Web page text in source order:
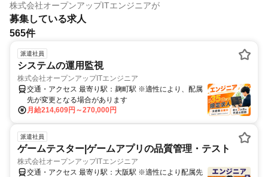
株式会社オープンアップITエンジニアが
募集している求人
565件
派遣社員
システムの運用監視
株式会社オープンアップITエンジニア
月給214,609円～270,000円
交通・アクセス 最寄り駅：麹町駅 ※適性により、配属
先が変更となる場合があります
派遣社員
ゲームテスター|ゲームアプリの品質管理・テスト
株式会社オープンアップITエンジニア
交通・アクセス 最寄り駅：大阪駅 ※適性により配属先